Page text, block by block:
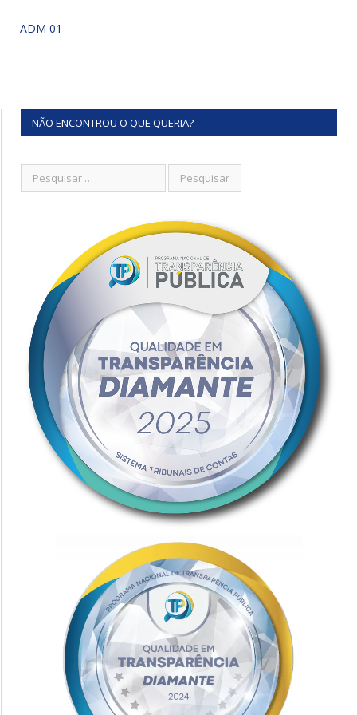
ADM 01
NÃO ENCONTROU O QUE QUERIA?